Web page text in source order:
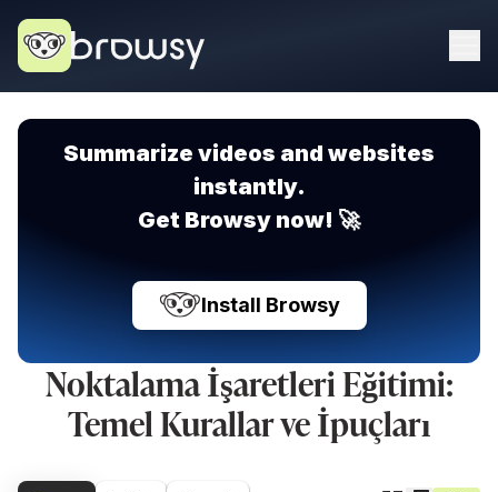
Summarize videos and websites
instantly.
Get Browsy now! 🚀
Install Browsy
Noktalama İşaretleri Eğitimi:
Temel Kurallar ve İpuçları